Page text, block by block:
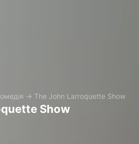
→ The John Larroquette Show
Show